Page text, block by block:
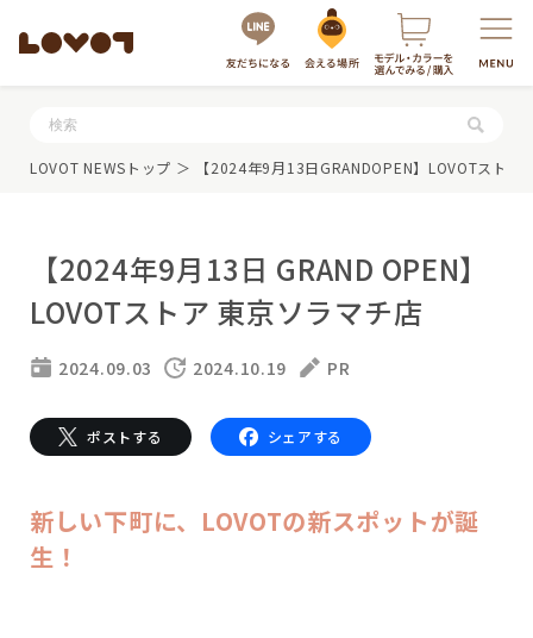
服・グッズの購入はこちら
LOVOT 3.0
LOVOTのテクノロジー
開発者の想い
会いに行く
LOVOT NEWSトップ ＞ 【2024年9月13日GRANDOPEN】LOVOTストア
【2024年9月13日 GRAND OPEN】
LOVOTストア 東京ソラマチ店
2024.09.03 2024.10.19 PR
ポストする シェアする
新しい下町に、LOVOTの新スポットが誕
生！